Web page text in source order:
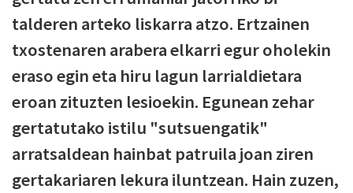
talderen arteko liskarra atzo. Ertzainen
txostenaren arabera elkarri egur oholekin
eraso egin eta hiru lagun larrialdietara
eroan zituzten lesioekin. Egunean zehar
gertatutako istilu "sutsuengatik"
arratsaldean hainbat patruila joan ziren
gertakariaren lekura iluntzean. Hain zuzen,